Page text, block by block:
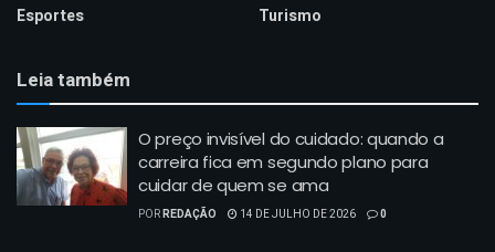
Esportes
Turismo
Leia também
O preço invisível do cuidado: quando a
carreira fica em segundo plano para
cuidar de quem se ama
PORREDAÇÃO 14 DE JULHO DE 2026 0